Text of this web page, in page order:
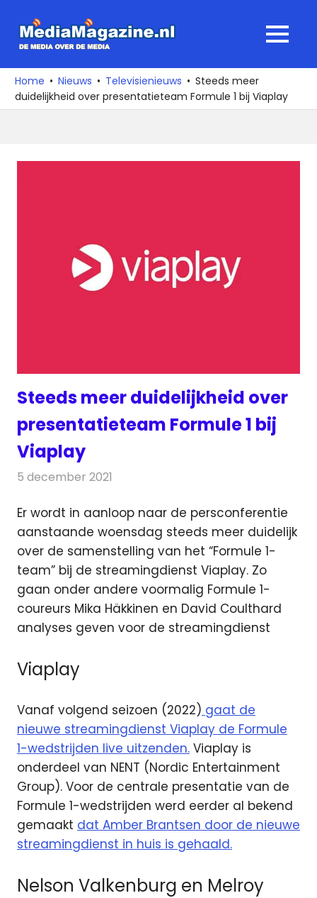
naar
media
over
de
MENU
Home Nieuws Televisienieuws
Steeds meer
duidelijkheid over presentatieteam Formule 1 bij Viaplay
Steeds meer duidelijkheid over
presentatieteam Formule 1 bij
Viaplay
5 december 2021
Er wordt in aanloop naar de persconferentie
aanstaande woensdag steeds meer duidelijk
over de samenstelling van het “Formule 1-
team” bij de streamingdienst Viaplay. Zo
gaan onder andere voormalig Formule 1-
coureurs Mika Häkkinen en David Coulthard
analyses geven voor de streamingdienst
Viaplay
Vanaf volgend seizoen (2022) gaat de
nieuwe streamingdienst Viaplay de Formule
1-wedstrijden live uitzenden. Viaplay is
onderdeel van NENT (Nordic Entertainment
Group). Voor de centrale presentatie van de
Formule 1-wedstrijden werd eerder al bekend
gemaakt dat Amber Brantsen door de nieuwe
streamingdienst in huis is gehaald.
Nelson Valkenburg en Melroy